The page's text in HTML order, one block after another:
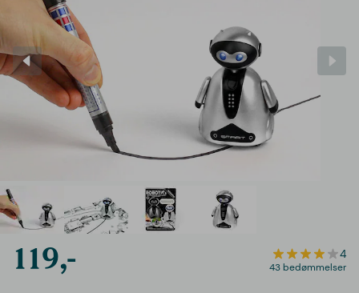
119,- 4
43 bedømmelser